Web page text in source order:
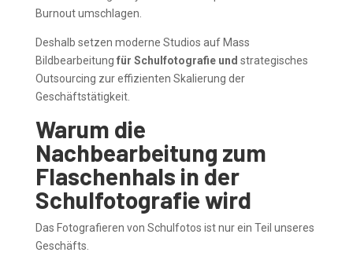
Burnout umschlagen.
Deshalb setzen moderne Studios auf Mass
Bildbearbeitung für Schulfotografie und strategisches
Outsourcing zur effizienten Skalierung der
Geschäftstätigkeit.
Warum die
Nachbearbeitung zum
Flaschenhals in der
Schulfotografie wird
Das Fotografieren von Schulfotos ist nur ein Teil unseres
Geschäfts.